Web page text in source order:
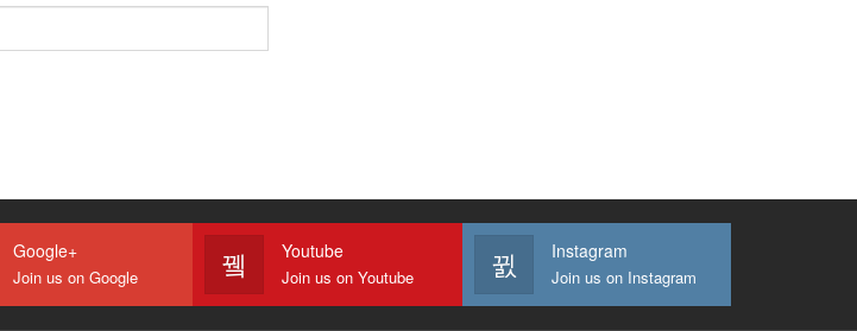
Google+
Join us on Google
Youtube
Join us on Youtube
Instagram
Join us on Instagram